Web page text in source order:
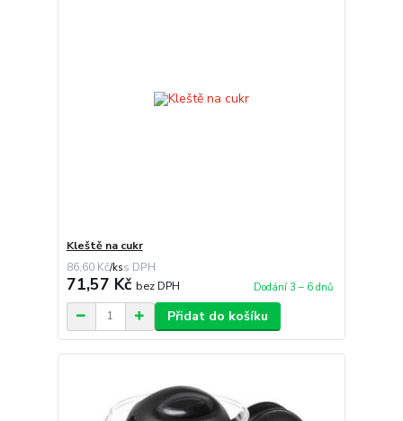
Kleště na cukr
86,60 Kč/ks
71,57 Kč bez DPH Dodání 3 – 6 dnů
Přidat do košíku